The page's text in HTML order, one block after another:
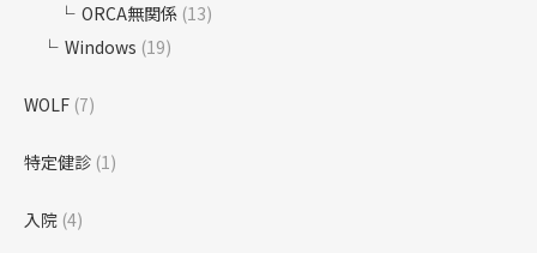
ORCA無関係 (13)
Windows (19)
WOLF (7)
特定健診 (1)
入院 (4)